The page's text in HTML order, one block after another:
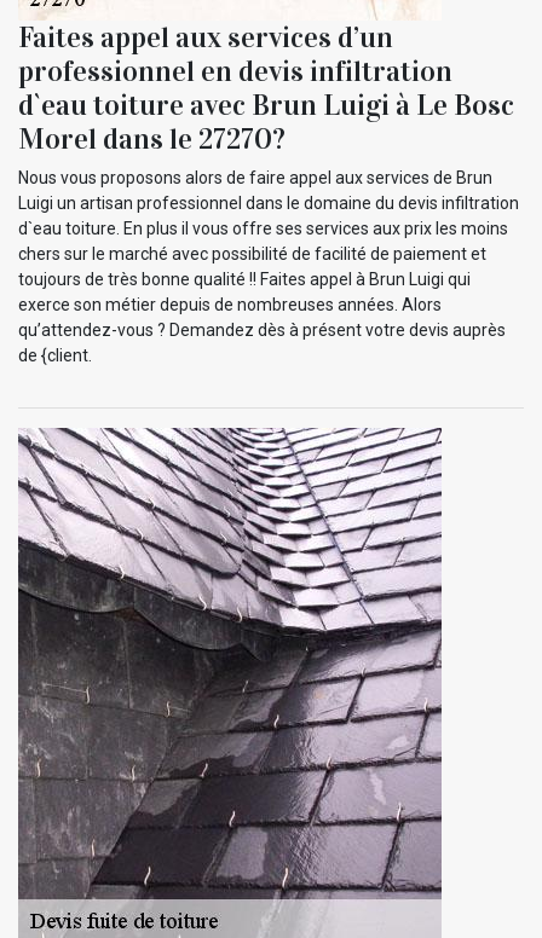
Faites appel aux services d’un
professionnel en devis infiltration
d`eau toiture avec Brun Luigi à Le Bosc
Morel dans le 27270?
Nous vous proposons alors de faire appel aux services de Brun
Luigi un artisan professionnel dans le domaine du devis infiltration
d`eau toiture. En plus il vous offre ses services aux prix les moins
chers sur le marché avec possibilité de facilité de paiement et
toujours de très bonne qualité !! Faites appel à Brun Luigi qui
exerce son métier depuis de nombreuses années. Alors
qu’attendez-vous ? Demandez dès à présent votre devis auprès
de {client.